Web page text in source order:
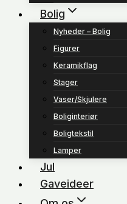
Bolig
Nyheder – Bolig
Figurer
Keramikflag
Stager
Vaser/Skjulere
Boliginteriør
Boligtekstil
Lamper
Jul
Gaveideer